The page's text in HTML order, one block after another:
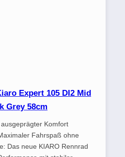
Expert 105 DI2 Mid
Grey 58cm
Komfort
Fahrspaß ohne
Das neue KIARO Rennrad